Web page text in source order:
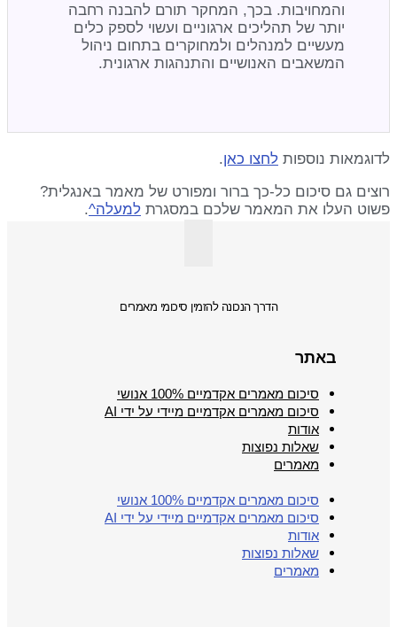
והמחויבות. בכך, המחקר תורם להבנה רחבה
יותר של תהליכים ארגוניים ועשוי לספק כלים
מעשיים למנהלים ולמחוקרים בתחום ניהול
המשאבים האנושיים והתנהגות ארגונית.
לדוגמאות נוספות לחצו כאן.
רוצים גם סיכום כל-כך ברור ומפורט של מאמר באנגלית?
פשוט העלו את המאמר שלכם במסגרת למעלה^.
הדרך הנכונה להזמין סיכומי מאמרים
באתר
סיכום מאמרים אקדמיים 100% אנושי
סיכום מאמרים אקדמיים מיידי על ידי AI
אודות
שאלות נפוצות
מאמרים
סיכום מאמרים אקדמיים 100% אנושי
סיכום מאמרים אקדמיים מיידי על ידי AI
אודות
שאלות נפוצות
מאמרים